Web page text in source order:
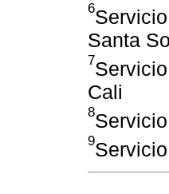
6
Santa
7
Cali
8
9